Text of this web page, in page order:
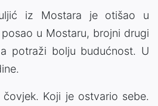
iz Mostara je otišao u
u Mostaru, brojni drugi
potraži bolju budućnost. U
čovjek. Koji je ostvario sebe.